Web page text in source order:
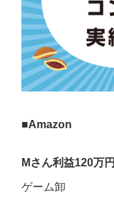
■Amazon
Mさん利益120万円
ゲーム卸